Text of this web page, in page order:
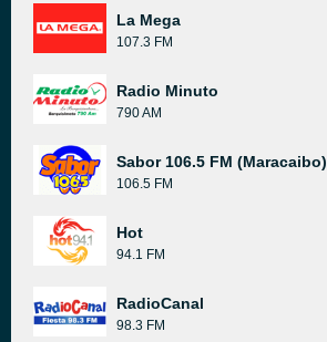
La Mega
107.3 FM
Radio Minuto
790 AM
Sabor 106.5 FM (Maracaibo)
106.5 FM
Hot
94.1 FM
RadioCanal
98.3 FM